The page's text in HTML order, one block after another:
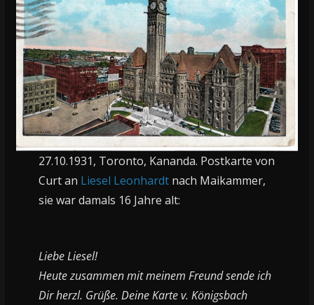
27.10.1931, Toronto, Kananda. Postkarte von
Curt an Liesel Leonhardt nach Maikammer,
sie war damals 16 Jahre alt:
Liebe Liesel!
Heute zusammen mit meinem Freund sende ich
Dir herzl. Grüße. Deine Karte v. Königsbach